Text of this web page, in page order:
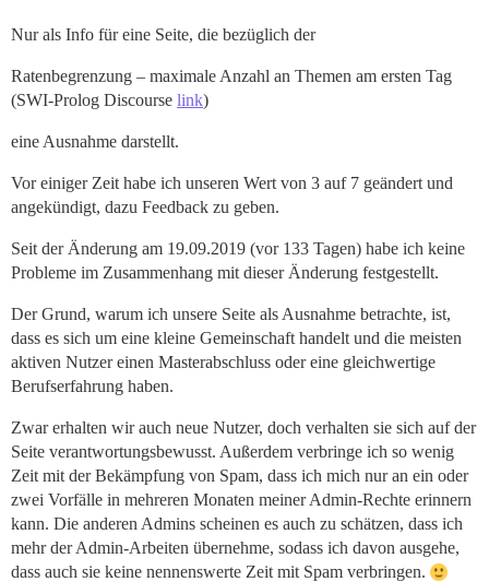
Nur als Info für eine Seite, die bezüglich der
Ratenbegrenzung – maximale Anzahl an Themen am ersten Tag
(SWI-Prolog Discourse link)
eine Ausnahme darstellt.
Vor einiger Zeit habe ich unseren Wert von 3 auf 7 geändert und
angekündigt, dazu Feedback zu geben.
Seit der Änderung am 19.09.2019 (vor 133 Tagen) habe ich keine
Probleme im Zusammenhang mit dieser Änderung festgestellt.
Der Grund, warum ich unsere Seite als Ausnahme betrachte, ist,
dass es sich um eine kleine Gemeinschaft handelt und die meisten
aktiven Nutzer einen Masterabschluss oder eine gleichwertige
Berufserfahrung haben.
Zwar erhalten wir auch neue Nutzer, doch verhalten sie sich auf der
Seite verantwortungsbewusst. Außerdem verbringe ich so wenig
Zeit mit der Bekämpfung von Spam, dass ich mich nur an ein oder
zwei Vorfälle in mehreren Monaten meiner Admin-Rechte erinnern
kann. Die anderen Admins scheinen es auch zu schätzen, dass ich
mehr der Admin-Arbeiten übernehme, sodass ich davon ausgehe,
dass auch sie keine nennenswerte Zeit mit Spam verbringen.